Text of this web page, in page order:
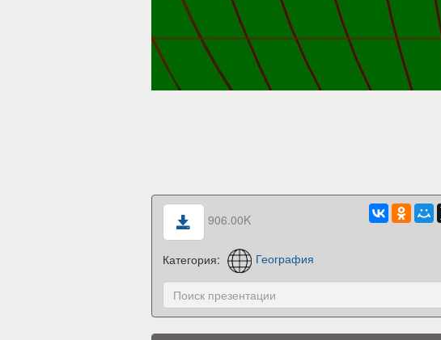
906.00K
Категория: География